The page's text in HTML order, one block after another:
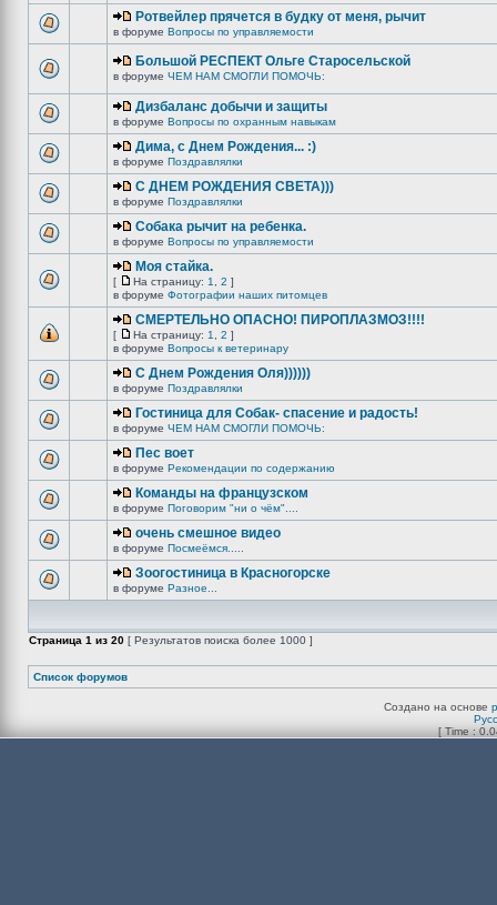
Ротвейлер прячется в будку от меня, рычит
в форуме Вопросы по управляемости
Большой РЕСПЕКТ Ольге Старосельской
в форуме ЧЕМ НАМ СМОГЛИ ПОМОЧЬ:
Дизбаланс добычи и защиты
в форуме Вопросы по охранным навыкам
Дима, с Днем Рождения... :)
в форуме Поздравлялки
C ДНЕМ РОЖДЕНИЯ СВЕТА)))
в форуме Поздравлялки
Собака рычит на ребенка.
в форуме Вопросы по управляемости
Моя стайка.
[ На страницу: 1 2 ]
в форуме Фотографии наших питомцев
СМЕРТЕЛЬНО ОПАСНО! ПИРОПЛАЗМОЗ!!!!
[ На страницу: 1 2 ]
в форуме Вопросы к ветеринару
С Днем Рождения Оля))))))
в форуме Поздравлялки
Гостиница для Собак- спасение и радость!
в форуме ЧЕМ НАМ СМОГЛИ ПОМОЧЬ:
Пес воет
в форуме Рекомендации по содержанию
Команды на французском
в форуме Поговорим "ни о чём"....
очень смешное видео
в форуме Посмеёмся.....
Зоогостиница в Красногорске
в форуме Разное...
Страница 1 из 20 [ Результатов поиска более 1000 ]
Список форумов
Создано на основе
[ Time :